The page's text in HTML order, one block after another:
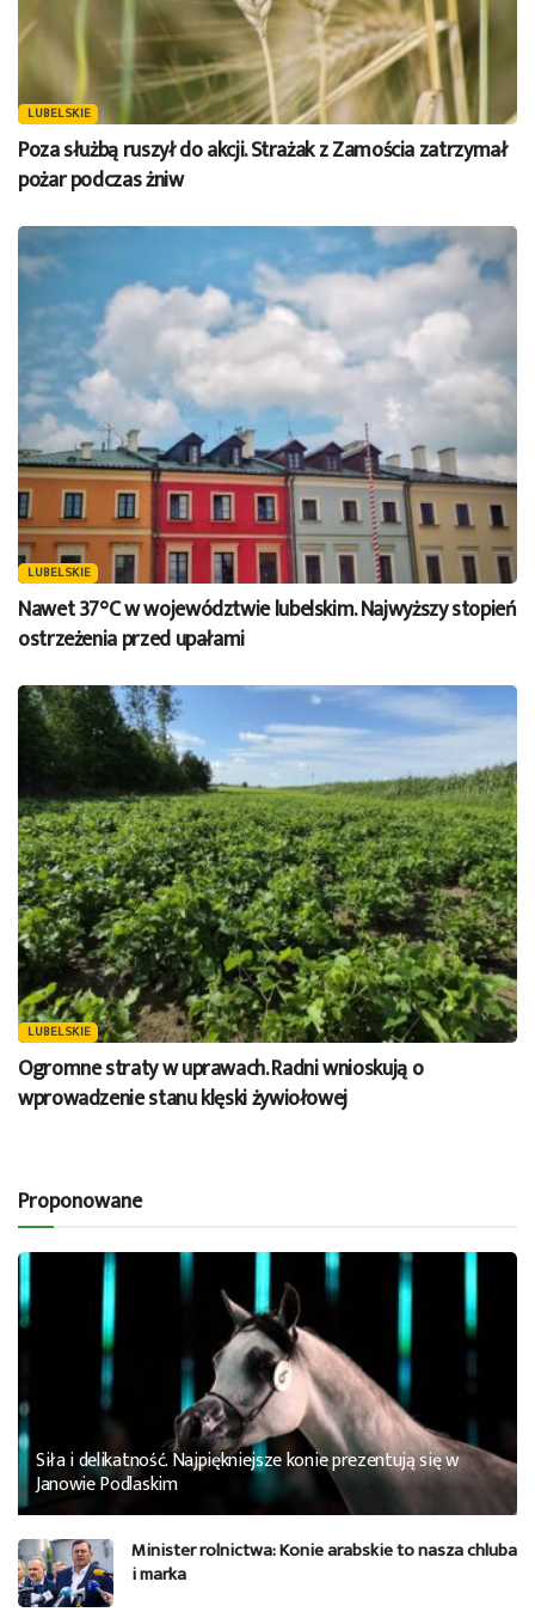
LUBELSKIE
Poza służbą ruszył do akcji. Strażak z Zamościa zatrzymał
pożar podczas żniw
LUBELSKIE
Nawet 37°C w województwie lubelskim. Najwyższy stopień
ostrzeżenia przed upałami
LUBELSKIE
Ogromne straty w uprawach. Radni wnioskują o
wprowadzenie stanu klęski żywiołowej
Proponowane
Siła i delikatność. Najpiękniejsze konie prezentują się w
Janowie Podlaskim
Minister rolnictwa: Konie arabskie to nasza chluba
i marka